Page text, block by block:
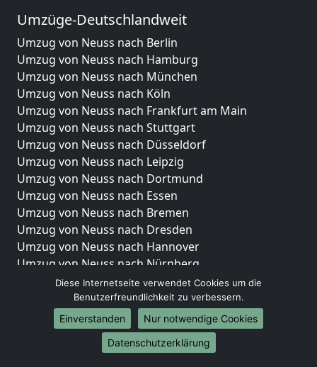
Umzüge-Deutschlandweit
Umzug von Neuss nach Berlin
Umzug von Neuss nach Hamburg
Umzug von Neuss nach München
Umzug von Neuss nach Köln
Umzug von Neuss nach Frankfurt am Main
Umzug von Neuss nach Stuttgart
Umzug von Neuss nach Düsseldorf
Umzug von Neuss nach Leipzig
Umzug von Neuss nach Dortmund
Umzug von Neuss nach Essen
Umzug von Neuss nach Bremen
Umzug von Neuss nach Dresden
Umzug von Neuss nach Hannover
Umzug von Neuss nach Nürnberg
Umzug von Neuss nach Duisburg
Umzug von Neuss nach Bochum
Umzug von Neuss nach Wuppertal
Umzug von Neuss nach Bielefeld
Umzug von Neuss nach Bonn
Diese Internetseite verwendet Cookies um die
Benutzerfreundlichkeit zu verbessern.
Einverstanden
Nur notwendige Cookies
Datenschutzerklärung